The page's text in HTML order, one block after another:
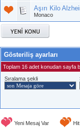
Aşırı Kilo
Monaco
Gösteriliş ayarları
Toplam 16 adet konudan sayfa
Sıralama şekli
Yeni Mesaj Var